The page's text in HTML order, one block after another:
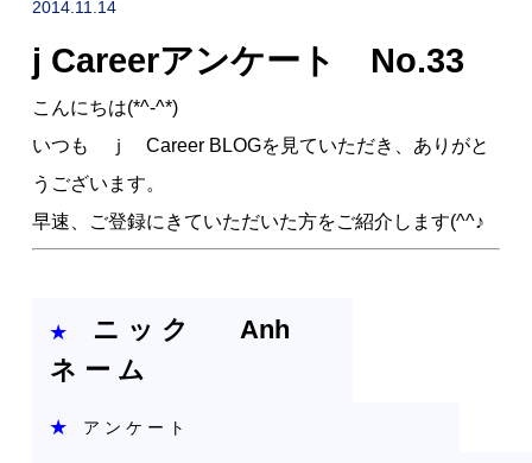
採用情報
2014.11.14
j Careerアンケート No.33
こんにちは(*^-^*)
いつも ｊ Career BLOGを見ていただき、ありがと
うございます。
早速、ご登録にきていただいた方をご紹介します(^^♪
★ ニ ッ ク
ネ ー ム
Anh
★ ア ン ケ ー ト